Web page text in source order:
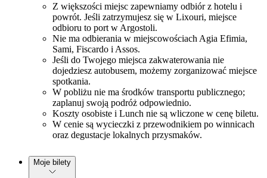
Z większości miejsc zapewniamy odbiór z hotelu i
powrót. Jeśli zatrzymujesz się w Lixouri, miejsce
odbioru to port w Argostoli.
Nie ma odbierania w miejscowościach Agia Efimia,
Sami, Fiscardo i Assos.
Jeśli do Twojego miejsca zakwaterowania nie
dojedziesz autobusem, możemy zorganizować miejsce
spotkania.
W pobliżu nie ma środków transportu publicznego;
zaplanuj swoją podróż odpowiednio.
Koszty osobiste i Lunch nie są wliczone w cenę biletu.
W cenie są wycieczki z przewodnikiem po winnicach
oraz degustacje lokalnych przysmaków.
Moje bilety